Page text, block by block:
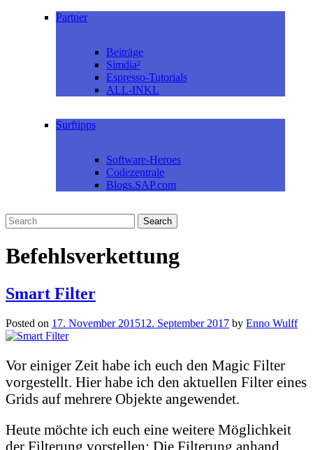
Partner
Beiträge
Simdia²
Espresso-Tutorials
ALL-INKL
Surftipps
Software-Heroes
Codezentrale
Blogs.SAP.com
Befehlsverkettung
Smart Filter
Posted on 17. November 201512. September 2017 by Enno Wulff
Vor einiger Zeit habe ich euch den Magic Filter
vorgestellt. Hier habe ich den aktuellen Filter eines
Grids auf mehrere Objekte angewendet.
Heute möchte ich euch eine weitere Möglichkeit
der Filterung vorstellen: Die Filterung anhand